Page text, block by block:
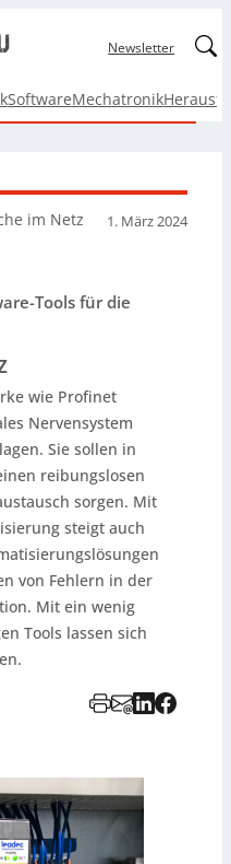
Newsletter
SoftwareMechatronik
im Netz 1. März 2024
Tools für die
wie Profinet
Nervensystem
Sie sollen in
reibungslosen
sorgen. Mit
steigt auch
von Fehlern in der
Mit ein wenig
Tools lassen sich